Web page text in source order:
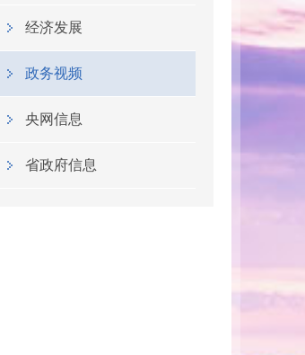
经济发展
政务视频
央网信息
省政府信息